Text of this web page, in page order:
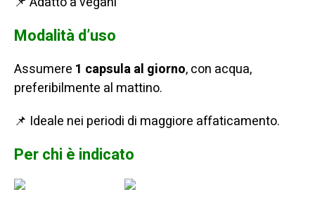
Modalità d’uso
Assumere 1 capsula al giorno, con acqua,
preferibilmente al mattino.
📌 Ideale nei periodi di maggiore affaticamento.
Per chi è indicato